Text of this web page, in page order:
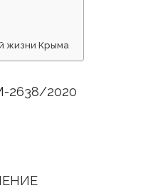
жизни Крыма
2638/2020